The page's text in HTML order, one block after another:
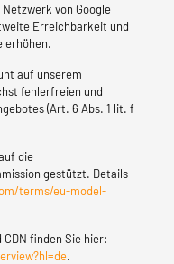
von Google
Erreichbarkeit und
erhöhen.
auf unserem
fehlerfreien und
(Art. 6 Abs. 1 lit. f
die
gestützt. Details
terms/eu-model-
finden Sie hier:
.